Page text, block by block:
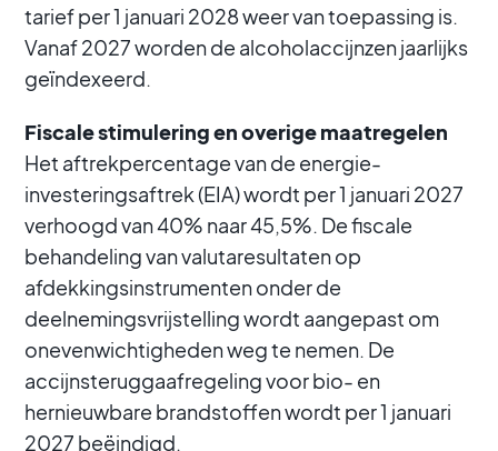
tarief per 1 januari 2028 weer van toepassing is.
Vanaf 2027 worden de alcoholaccijnzen jaarlijks
geïndexeerd.
Fiscale stimulering en overige maatregelen
Het aftrekpercentage van de energie-
investeringsaftrek (EIA) wordt per 1 januari 2027
verhoogd van 40% naar 45,5%. De fiscale
behandeling van valutaresultaten op
afdekkingsinstrumenten onder de
deelnemingsvrijstelling wordt aangepast om
onevenwichtigheden weg te nemen. De
accijnsteruggaafregeling voor bio- en
hernieuwbare brandstoffen wordt per 1 januari
2027 beëindigd.